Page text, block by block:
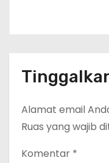
Alamat email
Ruas yang wajib
Komentar *